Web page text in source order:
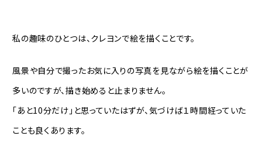
私の趣味のひとつは、クレヨンで絵を描くことです。
風景や自分で撮ったお気に入りの写真を見ながら絵を描くことが
多いのですが、描き始めると止まりません。
「あと10分だけ」と思っていたはずが、気づけば１時間経っていた
ことも良くあります。